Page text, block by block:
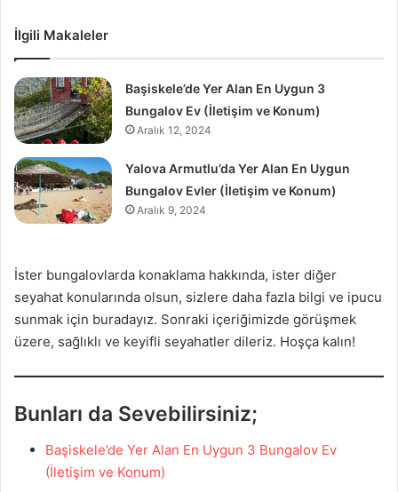
İlgili Makaleler
Başiskele’de Yer Alan En Uygun 3
Bungalov Ev (İletişim ve Konum)
Aralık 12, 2024
Yalova Armutlu’da Yer Alan En Uygun
Bungalov Evler (İletişim ve Konum)
Aralık 9, 2024
İster bungalovlarda konaklama hakkında, ister diğer
seyahat konularında olsun, sizlere daha fazla bilgi ve ipucu
sunmak için buradayız. Sonraki içeriğimizde görüşmek
üzere, sağlıklı ve keyifli seyahatler dileriz. Hoşça kalın!
Bunları da Sevebilirsiniz;
Başiskele’de Yer Alan En Uygun 3 Bungalov Ev
(İletişim ve Konum)